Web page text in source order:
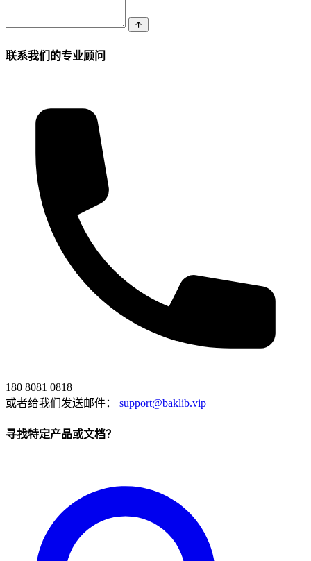
联系我们的专业顾问
180 8081 0818
或者给我们发送邮件：
support@baklib.vip
寻找特定产品或文档？